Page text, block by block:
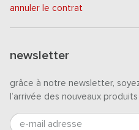
annuler le contrat
newsletter
grâce à notre newsletter,
l’arrivée des nouveaux
e-mail adresse